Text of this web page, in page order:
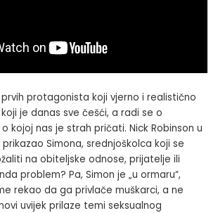
protagonista koji vjerno i realistično
je danas sve češći, a radi se o
kojoj nas je strah pričati. Nick Robinson u
Simona, srednjoškolca koji se
na obiteljske odnose, prijatelje ili
problem? Pa, Simon je „u ormaru“,
rekao da ga privlače muškarci, a ne
uvijek prilaze temi seksualnog